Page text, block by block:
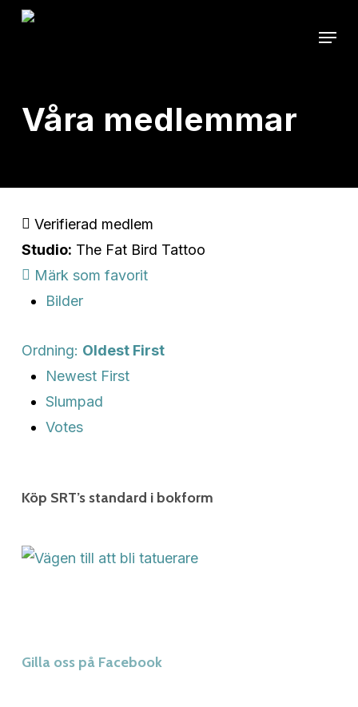
Skip
Menu
Våra medlemmar
Verifierad medlem
Studio: The Fat Bird Tattoo
Märk som favorit
Bilder
Ordning: Oldest First
Newest First
Slumpad
Votes
Köp SRT’s standard i bokform
Gilla oss på Facebook